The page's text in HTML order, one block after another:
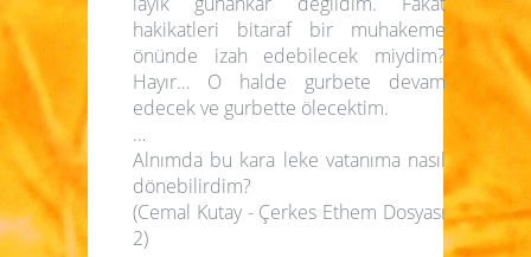
hakikatleri bitaraf bir muhakeme
önünde izah edebilecek miydim?
Hayır… O halde gurbete devam
edecek ve gurbette ölecektim.
…
Alnımda bu kara leke vatanıma nasıl
dönebilirdim?
(Cemal Kutay - Çerkes Ethem Dosyası
2)